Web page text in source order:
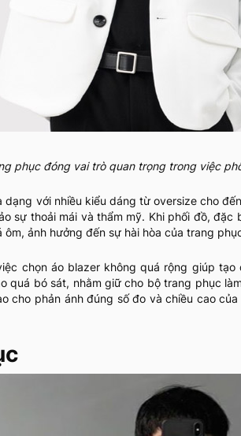
phục đóng vai trò quan trọng trong việc
dạng với nhiều kiểu dáng từ oversize cho
sự thoải mái và thẩm mỹ. Khi phối đồ,
ảnh hưởng đến sự hài hòa của trang
chọn áo blazer không quá rộng giúp
quá bó sát, nhằm giữ cho bộ trang phục
cho phản ánh đúng số đo và chiều cao